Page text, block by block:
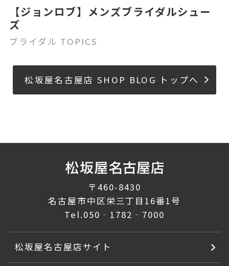
【ジョンロブ】メンズブライダルシュー
ズ
ブライダル TOPICS
松坂屋名古屋店 SHOP BLOG トップへ
〒460-8430
名古屋市中区栄三丁目16番1号
Tel.050‐1782‐7000
松坂屋名古屋店サイト